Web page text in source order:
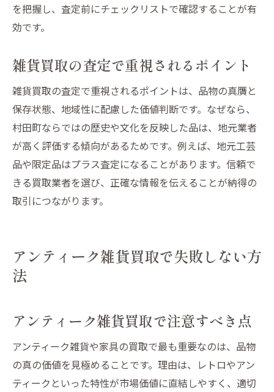
を把握し、査定前にチェックリストで確認することが有
効です。
雑貨買取の査定で重視されるポイント
雑貨買取の査定で重視されるポイントは、品物の真贋と
保存状態、地域性に配慮した価値判断です。なぜなら、
村田町ならではの歴史や文化を反映した品は、地元業者
が高く評価する傾向があるためです。例えば、地元工芸
品や限定品はプラス査定になることがあります。信頼で
きる買取業者を選び、正確な情報を伝えることが納得の
取引につながります。
アンティーク雑貨買取で失敗しない方
法
アンティーク雑貨買取で注意すべき点
アンティーク雑貨や家具の買取で最も重要なのは、品物
の真の価値を見極めることです。理由は、レトロやアン
ティークといった特性が市場価値に直結しやすく、適切